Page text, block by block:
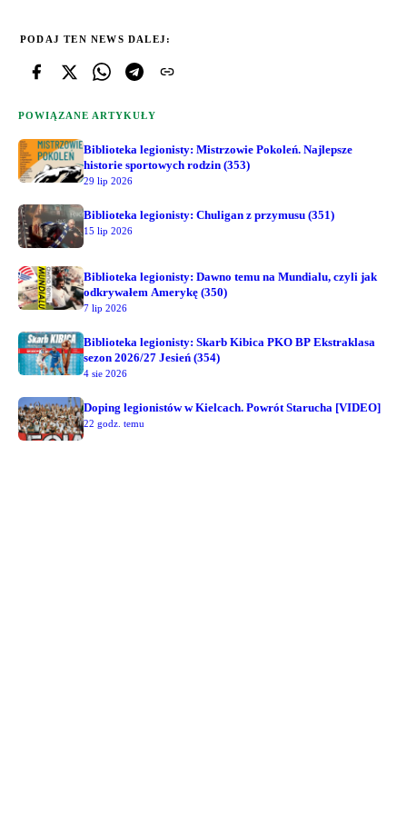
PODAJ TEN NEWS DALEJ:
POWIĄZANE ARTYKUŁY
Biblioteka legionisty: Mistrzowie Pokoleń. Najlepsze
historie sportowych rodzin (353)
29 lip 2026
Biblioteka legionisty: Chuligan z przymusu (351)
15 lip 2026
Biblioteka legionisty: Dawno temu na Mundialu, czyli jak
odkrywałem Amerykę (350)
7 lip 2026
Biblioteka legionisty: Skarb Kibica PKO BP Ekstraklasa
sezon 2026/27 Jesień (354)
4 sie 2026
Doping legionistów w Kielcach. Powrót Starucha [VIDEO]
22 godz. temu